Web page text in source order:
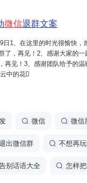
微信退群文案
日 1、在这里的时光很愉快，
了，再见！2、感谢大家的
再见！3、感谢团队给予的
前程光明，再会！4、在这里
中的花
微信 微信
出微信群 不想再
别话语大全 怎样